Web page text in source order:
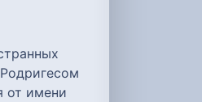
от имени